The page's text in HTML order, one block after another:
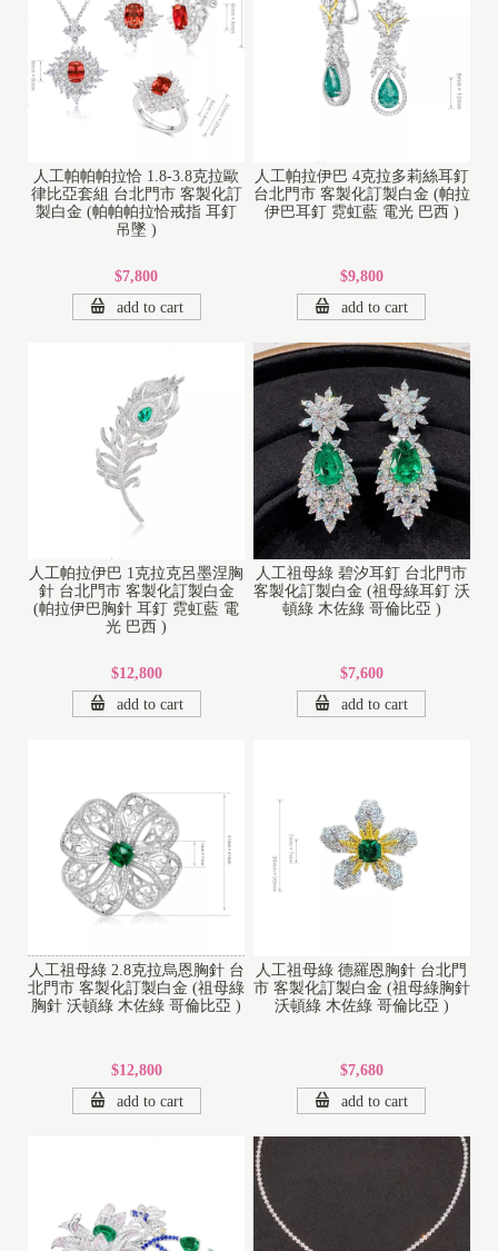
人工帕帕帕拉恰 1.8-3.8克拉歐
律比亞套組 台北門市 客製化訂
製白金 (帕帕帕拉恰戒指 耳釘
吊墜 )
$7,800
add to cart
人工帕拉伊巴 4克拉多莉絲耳釘
台北門市 客製化訂製白金 (帕拉
伊巴耳釘 霓虹藍 電光 巴西 )
$9,800
add to cart
人工帕拉伊巴 1克拉克呂墨涅胸
針 台北門市 客製化訂製白金
(帕拉伊巴胸針 耳釘 霓虹藍 電
光 巴西 )
$12,800
add to cart
人工祖母綠 碧汐耳釘 台北門市
客製化訂製白金 (祖母綠耳釘 沃
頓綠 木佐綠 哥倫比亞 )
$7,600
add to cart
人工祖母綠 2.8克拉烏恩胸針 台
北門市 客製化訂製白金 (祖母綠
胸針 沃頓綠 木佐綠 哥倫比亞 )
$12,800
add to cart
人工祖母綠 德羅恩胸針 台北門
市 客製化訂製白金 (祖母綠胸針
沃頓綠 木佐綠 哥倫比亞 )
$7,680
add to cart